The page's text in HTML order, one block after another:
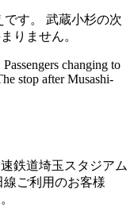
す。
武蔵小杉の次
りません。
Passengers changing to
stop after Musashi-
鉄道埼玉スタジアム
線ご利用のお客様